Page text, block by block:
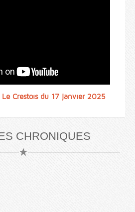
Le Crestois du 17 janvier 2025
CHRONIQUES